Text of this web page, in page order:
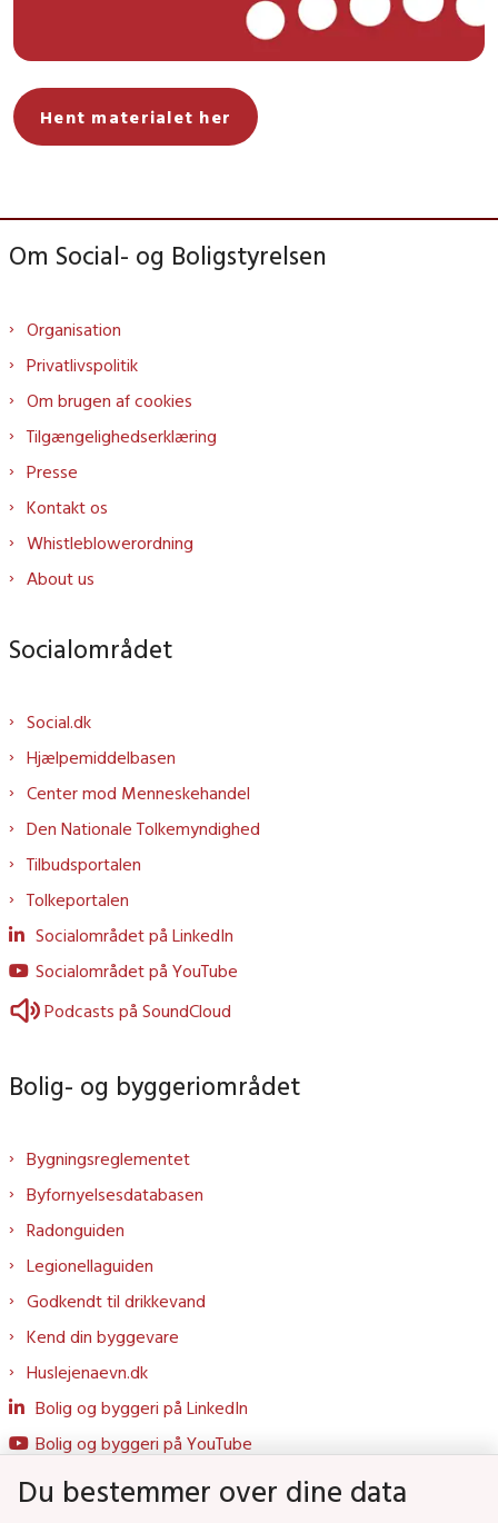
Hent materialet her
Om Social- og Boligstyrelsen
Organisation
Privatlivspolitik
Om brugen af cookies
Tilgængelighedserklæring
Presse
Kontakt os
Whistleblowerordning
About us
Socialområdet
Social.dk
Hjælpemiddelbasen
Center mod Menneskehandel
Den Nationale Tolkemyndighed
Tilbudsportalen
Tolkeportalen
Socialområdet på LinkedIn
Socialområdet på YouTube
Podcasts på SoundCloud
Bolig- og byggeriområdet
Bygningsreglementet
Byfornyelsesdatabasen
Radonguiden
Legionellaguiden
Godkendt til drikkevand
Kend din byggevare
Huslejenaevn.dk
Bolig og byggeri på LinkedIn
Bolig og byggeri på YouTube
Du bestemmer over dine data